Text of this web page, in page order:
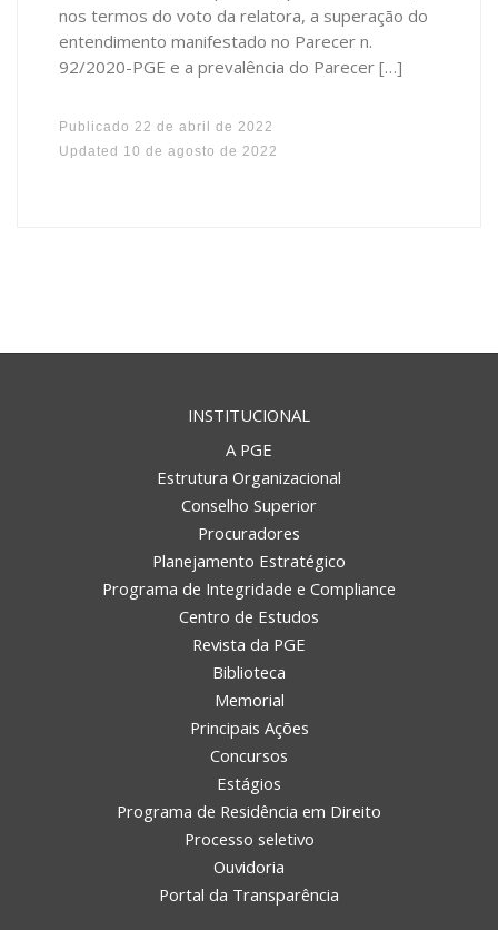
nos termos do voto da relatora, a superação do
entendimento manifestado no Parecer n.
92/2020-PGE e a prevalência do Parecer […]
Publicado 22 de abril de 2022
Updated 10 de agosto de 2022
INSTITUCIONAL
A PGE
Estrutura Organizacional
Conselho Superior
Procuradores
Planejamento Estratégico
Programa de Integridade e Compliance
Centro de Estudos
Revista da PGE
Biblioteca
Memorial
Principais Ações
Concursos
Estágios
Programa de Residência em Direito
Processo seletivo
Ouvidoria
Portal da Transparência